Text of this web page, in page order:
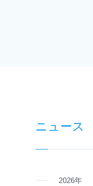
ニュース
2026年